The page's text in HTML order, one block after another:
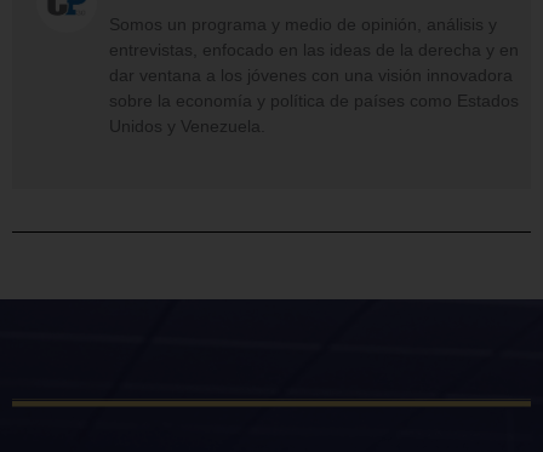
Somos un programa y medio de opinión, análisis y
entrevistas, enfocado en las ideas de la derecha y en
dar ventana a los jóvenes con una visión innovadora
sobre la economía y política de países como Estados
Unidos y Venezuela.